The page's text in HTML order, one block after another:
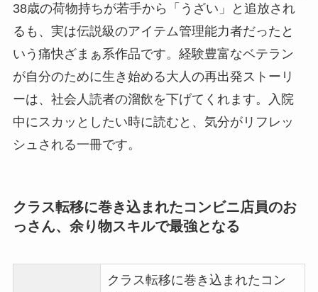
38歳の荷物持ちが若手から「うざい」と追放され
るも、実は伝説級のアイテム管理能力者だったと
いう痛快ざまぁ系作品です。経験豊富なベテラン
が自分のために生き始める大人の再出発ストーリ
ーは、社会人読者の溜飲を下げてくれます。入院
中にスカッとしたい時に読むと、気分がリフレッ
シュされる一冊です。
クラス転移に巻き込まれたコンビニ店員のお
っさん、余り物スキルで最強となる
クラス転移に巻き込まれたコン